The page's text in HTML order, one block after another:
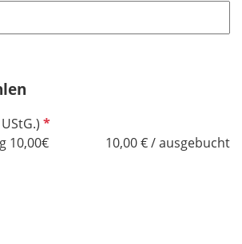
P
f
10,00€ 10,00 € / ausgebucht